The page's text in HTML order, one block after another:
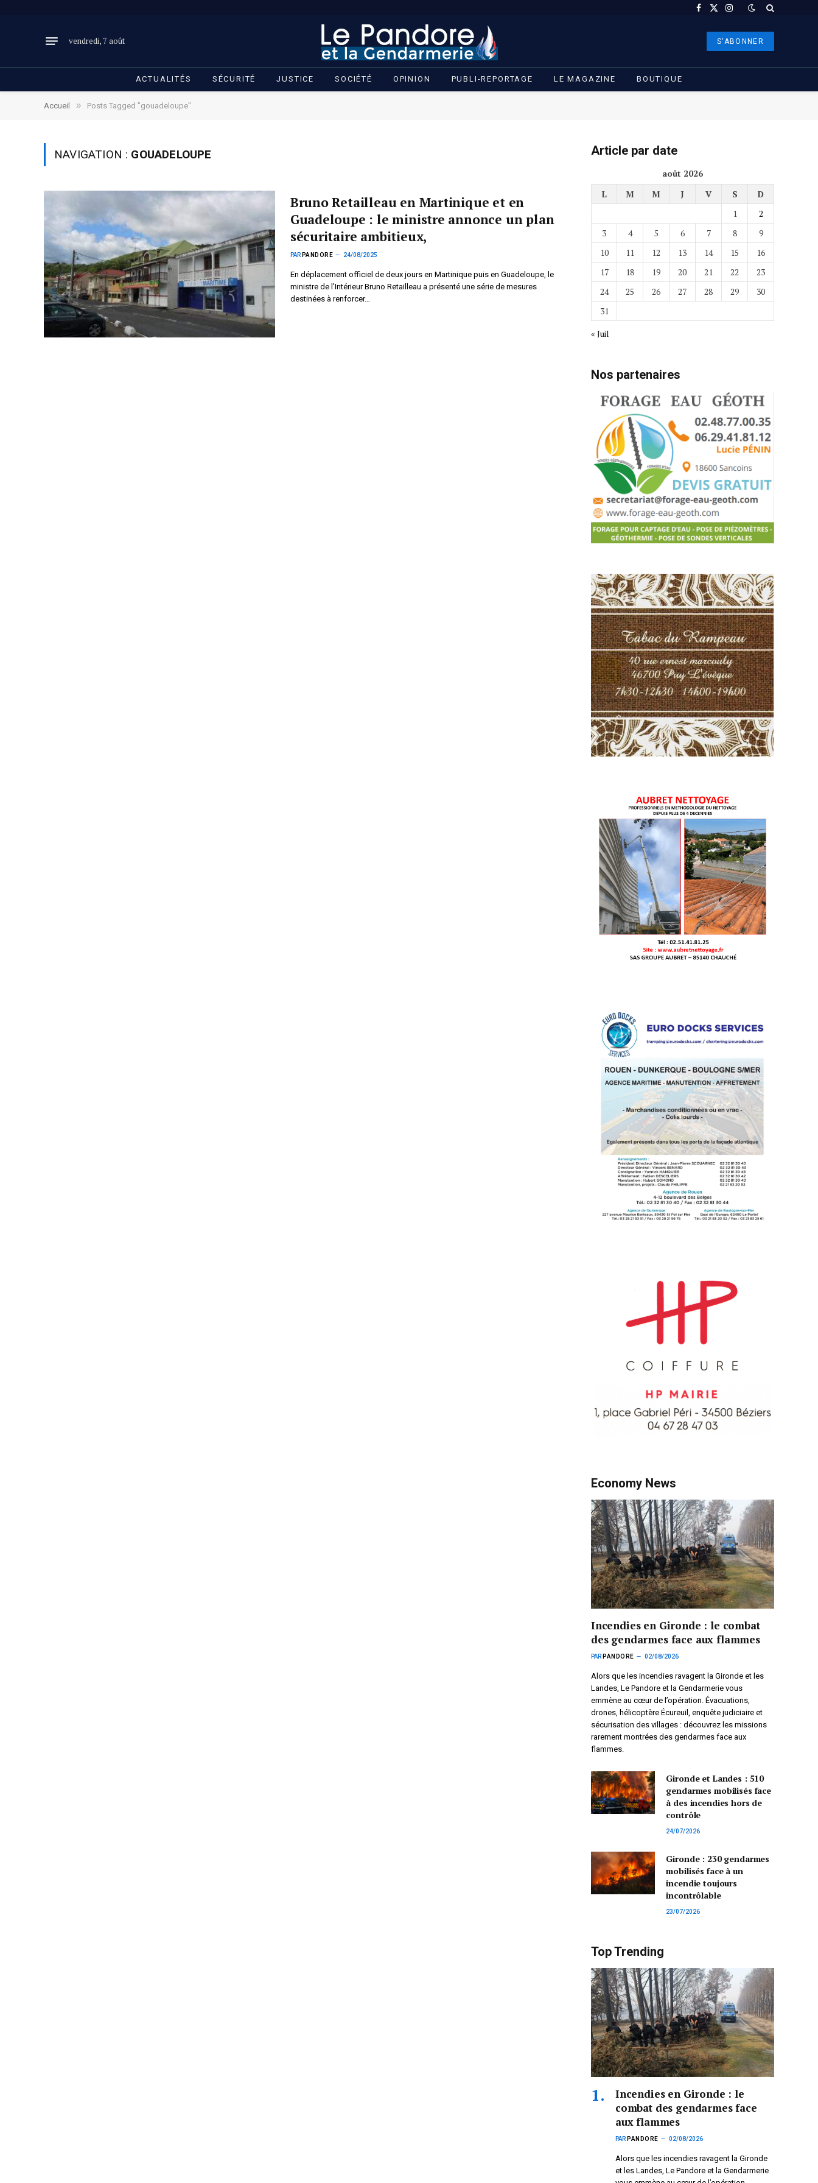
Facebook
X
Instagram
vendredi, 7 août S'ABONNER
ACTUALITÉS SÉCURITÉ JUSTICE SOCIÉTÉ OPINION PUBLI-REPORTAGE LE MAGAZINE BOUTIQUE
Accueil » Posts Tagged "gouadeloupe"
NAVIGATION : GOUADELOUPE
Bruno Retailleau en Martinique et en
Guadeloupe : le ministre annonce un plan
sécuritaire ambitieux,
PAR PANDORE 24/08/2025
En déplacement officiel de deux jours en Martinique puis en Guadeloupe, le
ministre de l’Intérieur Bruno Retailleau a présenté une série de mesures
destinées à renforcer…
Article par date
août 2026
L
M M J V S
D
1
2
3
4 5 6 7 8
9
10
11 12 13 14 15
16
17
18 19 20 21 22
23
24
25 26 27 28 29
30
31
« Juil
Nos partenaires
Economy News
Incendies en Gironde : le combat
des gendarmes face aux flammes
PAR PANDORE 02/08/2026
Alors que les incendies ravagent la Gironde et les
Landes, Le Pandore et la Gendarmerie vous
emmène au cœur de l’opération. Évacuations,
drones, hélicoptère Écureuil, enquête judiciaire et
sécurisation des villages : découvrez les missions
rarement montrées des gendarmes face aux
flammes.
Gironde et Landes : 510
gendarmes mobilisés face
à des incendies hors de
contrôle
24/07/2026
Gironde : 230 gendarmes
mobilisés face à un
incendie toujours
incontrôlable
23/07/2026
Top Trending
Incendies en Gironde : le
combat des gendarmes face
aux flammes
PAR PANDORE 02/08/2026
Alors que les incendies ravagent la Gironde
et les Landes, Le Pandore et la Gendarmerie